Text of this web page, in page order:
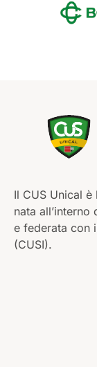
Il CUS Unical
nata all’interno
e federata con
(CUSI).